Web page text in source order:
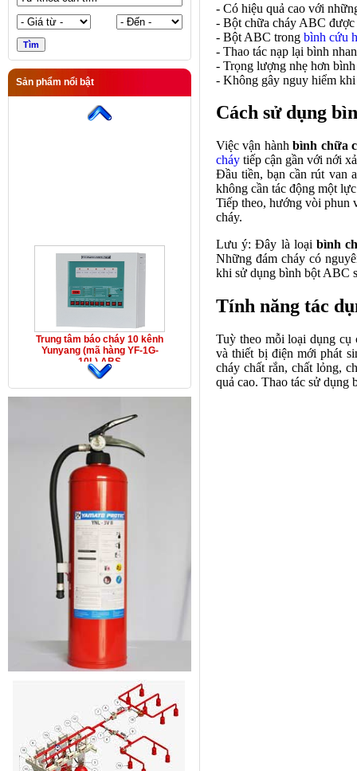
Sản phẩm nổi bật
Trung tâm báo cháy 10 kênh
Yunyang (mã hàng YF-1G-
10L) ABS
Trung tâm báo cháy 10 kênh
Yunyang (mã hàng YF-1G-
10L) ABS
- Có hiệu quả cao với
- Bột chữa cháy ABC được
- Bột ABC trong bình cứu
- Thao tác nạp lại bình
- Trọng lượng nhẹ hơn
- Không gây nguy hiểm
Cách sử dụng
Việc vận hànhbình chữa
cháy tiếp cận gần với nới
Đầu tiền, bạn cần rút van
không cần tác động một
Tiếp theo, hướng vòi phun
cháy.
Lưu ý: Đây là loại bình
Những đám cháy có
khi sử dụng bình bột ABC
Tính năng tác
Tuỳ theo mỗi loạidụng cụ
và thiết bị điện mới phát
cháy chất rắn, chất lỏng,
quả cao. Thao tác sử dụng